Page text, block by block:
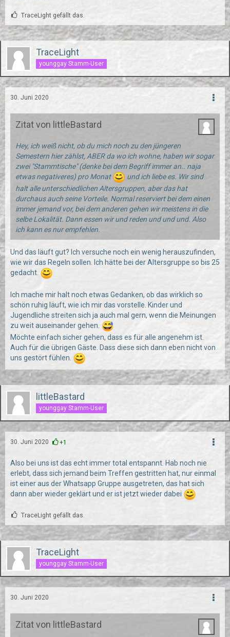
TraceLight gefällt das.
TraceLight
younggay Stamm-User
30. Juni 2020
Zitat von littleBastard
Hey, ich weiß nicht, ob du mich noch zu den jüngeren
Semestern hier zählst, ABER da wo ich wohne, haben wir sogar
zwei "Stammtische" (denke bei dem Begriff immer an.. naja
etwas negativeres) pro Monat
und ich liebe es. Wir sind
halt alle unterschiedlichen Altersgruppen, aber das hat
durchaus auch seine Vorteile. Normal reserviert bei dem einen
immer jemand vor, bei dem anderen gehen wir meistens in die
selbe Lokalität. Dann essen wir und reden und und und. Also
ich kann es nur empfehlen.
Und das läuft gut? Ich versuche noch ein wenig herauszufinden,
wie wir das Regeln sollen. Ich hätte bei der Altersgruppe so bis 25
gedacht.
Ich mache mir halt noch etwas Gedanken, ob das wirklich so
schön ruhig läuft, wie ich mir das vorstelle. Kinder und
Jugendliche streiten sich ja auch mal gern, wenn die Meinungen
zu weit auseinander gehen.
Möchte einfach sicher gehen, dass es für alle angenehm ist.
Auch für die übrigen Gäste. Dass diese sich dann eben nicht von
uns gestört fühlen.
littleBastard
younggay Stamm-User
30. Juni 2020 +1
Also bei uns ist das echt immer total entspannt. Hab noch nie
erlebt, dass sich jemand beim Treffen gestritten hat, nur einmal
ist einer aus der Whatsapp Gruppe ausgetreten, das hat sich
dann aber wieder geklärt und er ist jetzt wieder dabei
TraceLight gefällt das.
TraceLight
younggay Stamm-User
30. Juni 2020
Zitat von littleBastard